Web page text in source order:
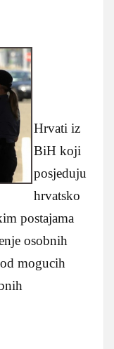
Hrvati iz
BiH koji
posjeduju
hrvatsko
postajama
osobnih
mogucih